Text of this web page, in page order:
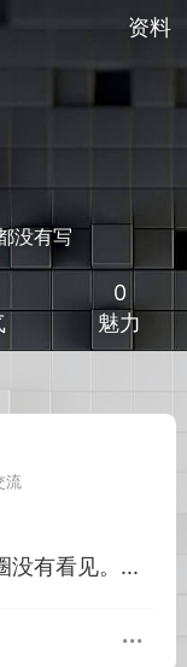
资料
榜
没有写
0
魅力
流
没有看见。...